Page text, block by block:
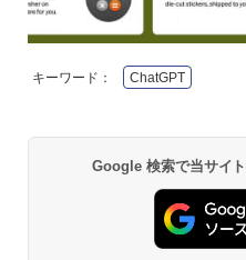
キーワード： ChatGPT
Google 検索で当サイ